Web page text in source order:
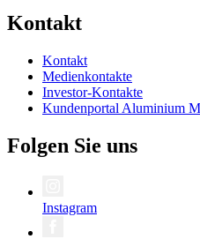
Kontakt
Kontakt
Medienkontakte
Investor-Kontakte
Kundenportal Aluminium
Folgen Sie uns
Instagram